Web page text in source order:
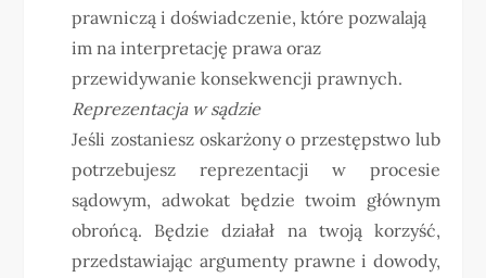
prawniczą i doświadczenie, które pozwalają
im na interpretację prawa oraz
przewidywanie konsekwencji prawnych.
Reprezentacja w sądzie
Jeśli zostaniesz oskarżony o przestępstwo lub
potrzebujesz reprezentacji w procesie
sądowym, adwokat będzie twoim głównym
obrońcą. Będzie działał na twoją korzyść,
przedstawiając argumenty prawne i dowody,